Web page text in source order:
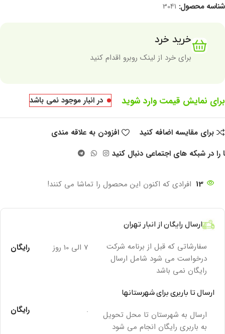
شناسه محصول: 3041
خرید خرد
برای خرد از لینک روبرو اقدام کنید
برای نمایش قیمت وارد شوید در انبار موجود نمی باشد
برای مقایسه اضافه کنید
افزودن به علاقه مندی
را در شبکه های اجتماعی دنبال کنید
13 افرادی که اکنون این محصول را تماشا می کنند!
ارسال رایگان از انبار تهران
سفارشاتی که قبل از برنامه شرکت
درخواست می شود شامل ارسال
رایگان نمی باشد
7 الی 10 روز رایگان
ارسال تا باربری برای شهرستانها
ارسال به شهرستان تا محل تحویل
به باربری رایگان انجام می شود
. رایگان